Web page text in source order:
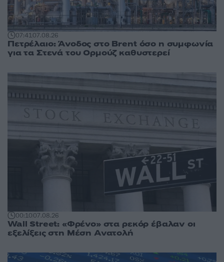
07:4107.08.26
Πετρέλαιο: Άνοδος στο Brent όσο η συμφωνία
για τα Στενά του Ορμούζ καθυστερεί
00:1007.08.26
Wall Street: «Φρένο» στα ρεκόρ έβαλαν οι
εξελίξεις στη Μέση Ανατολή